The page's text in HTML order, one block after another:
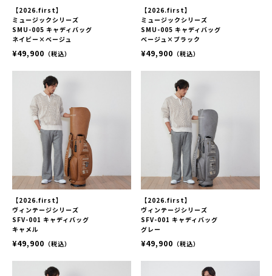
【2026.first】
ミュージックシリーズ
SMU-005 キャディバッグ
ネイビー×ベージュ
¥49,900 （税込）
【2026.first】
ミュージックシリーズ
SMU-005 キャディバッグ
ベージュ×ブラック
¥49,900 （税込）
【2026.first】
ヴィンテージシリーズ
SFV-001 キャディバッグ
キャメル
¥49,900 （税込）
【2026.first】
ヴィンテージシリーズ
SFV-001 キャディバッグ
グレー
¥49,900 （税込）